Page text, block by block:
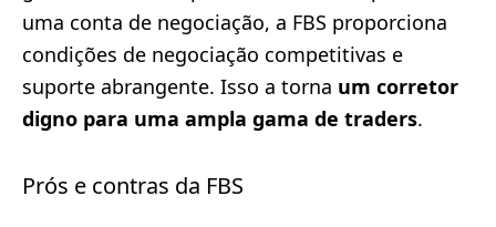
uma conta de negociação, a FBS proporciona
condições de negociação competitivas e
suporte abrangente. Isso a torna um corretor
digno para uma ampla gama de traders.
Prós e contras da FBS